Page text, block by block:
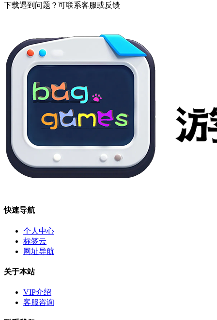
下载遇到问题？可联系客服或反馈
快速导航
个人中心
标签云
网址导航
关于本站
VIP介绍
客服咨询